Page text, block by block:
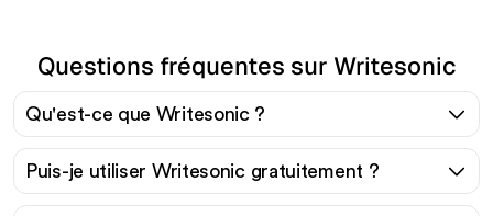
Questions fréquentes sur Writesonic
Qu'est-ce que Writesonic ?
Puis-je utiliser Writesonic gratuitement ?